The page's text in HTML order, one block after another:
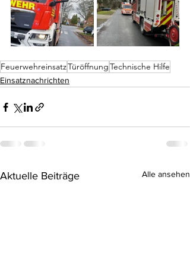
FeuerwehreinsatzTüröffnungTechnische Hilfe
Einsatznachrichten
Aktuelle Beiträge Alle ansehen